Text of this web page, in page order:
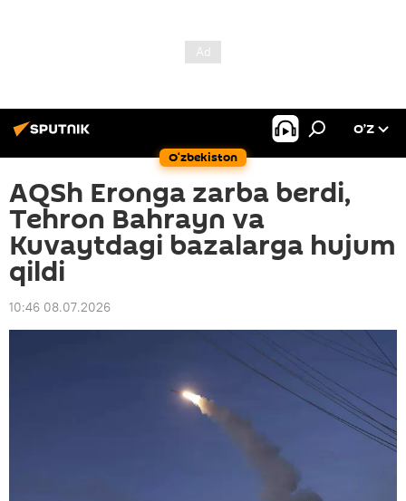
O‘zbekiston
O’Z
AQSh Eronga zarba berdi,
Tehron Bahrayn va
Kuvaytdagi bazalarga hujum
qildi
10:46 08.07.2026